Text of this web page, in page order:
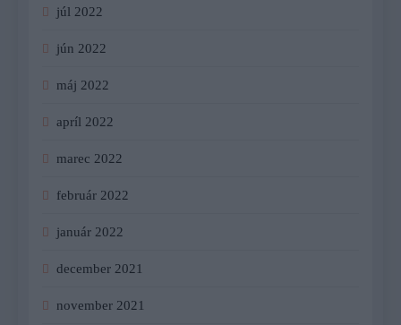
júl 2022
jún 2022
máj 2022
apríl 2022
marec 2022
február 2022
január 2022
december 2021
november 2021